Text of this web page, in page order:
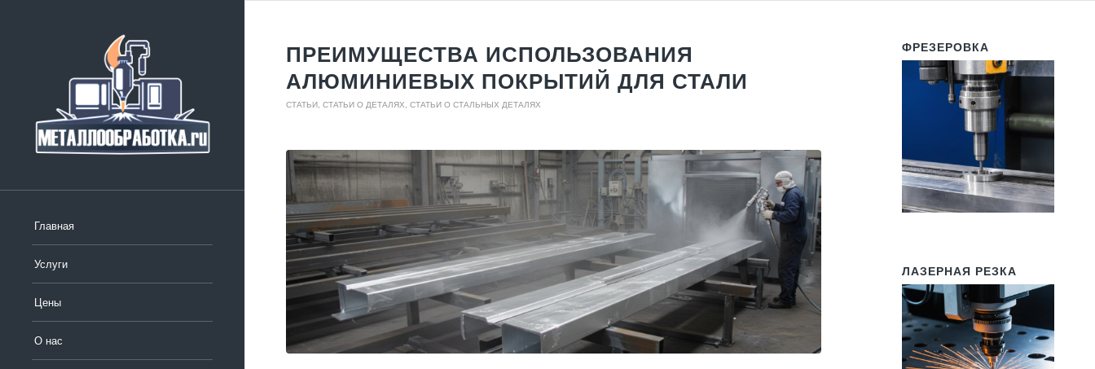
Главная
Услуги
Цены
О нас
ПРЕИМУЩЕСТВА ИСПОЛЬЗОВАНИЯ
АЛЮМИНИЕВЫХ ПОКРЫТИЙ ДЛЯ СТАЛИ
СТАТЬИ СТАТЬИ О ДЕТАЛЯХ СТАТЬИ О СТАЛЬНЫХ ДЕТАЛЯХ
ФРЕЗЕРОВКА
ЛАЗЕРНАЯ РЕЗКА